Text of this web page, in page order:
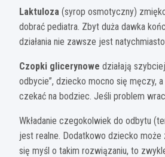
Laktuloza (syrop osmotyczny)
dobrać pediatra. Zbyt duża dawka
działania nie zawsze jest
Czopki glicerynowe działają
odbycie”, dziecko mocno się męczy,
czekać na bodziec. Jeśli problem
Wkładanie czegokolwiek do odbytu
jest realne. Dodatkowo dziecko
się myśl o takim rozwiązaniu, to